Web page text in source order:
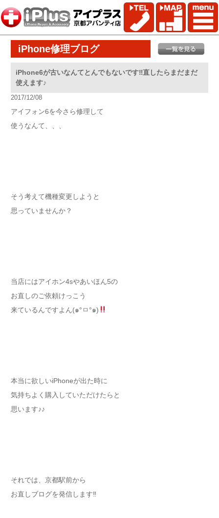
iPhone修理ブログ
iPhone6が古いなんてとんでもないです‼︎直したらまだまだ
使えます♪
2017/12/08
アイフォン6を今さら修理して
使うなんて、、、
そう考えて機種変更しようと
思っていませんか？
当店にはアイホン4sやあいほん5の
お直しのご依頼けっこう
来ているんですよん(๑°ㅁ°๑)
本当に欲しいiPhoneが出た時に
気持ちよく購入していただけたらと
思います♪♪
それでは、京都駅前から
お直しブログを発信します‼︎